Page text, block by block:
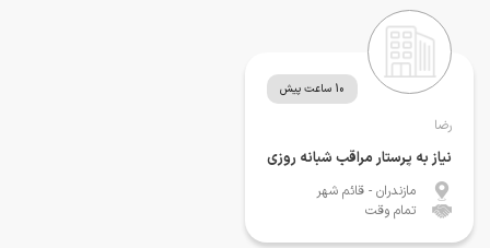
10 ساعت پیش
رضا
نیاز به پرستار مراقب شبانه روزی
مازندران - قائم شهر
تمام وقت